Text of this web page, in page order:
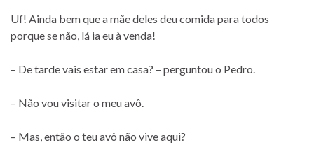
Uf! Ainda bem que a mãe deles deu comida para todos
porque se não, lá ia eu à venda!
– De tarde vais estar em casa? – perguntou o Pedro.
– Não vou visitar o meu avô.
– Mas, então o teu avô não vive aqui?